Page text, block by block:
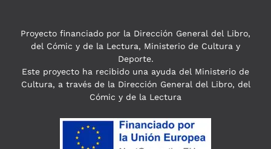
Proyecto financiado por la Dirección General del Libro,
del Cómic y de la Lectura, Ministerio de Cultura y
Deporte.
Este proyecto ha recibido una ayuda del Ministerio de
Cultura, a través de la Dirección General del Libro, del
Cómic y de la Lectura